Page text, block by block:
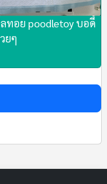
ทอย poodletoy บอดี้
ยๆ
ยมาก poodle toy &tiny